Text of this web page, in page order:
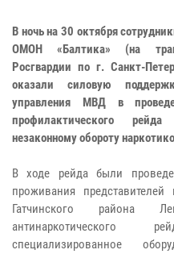
В ночь на 30 октября
ОМОН «Балтика» (на
Росгвардии по г. Санкт-
оказали силовую
управления МВД в
профилактического
незаконному обороту
В ходе рейда были
проживания
Гатчинского района
специализированное